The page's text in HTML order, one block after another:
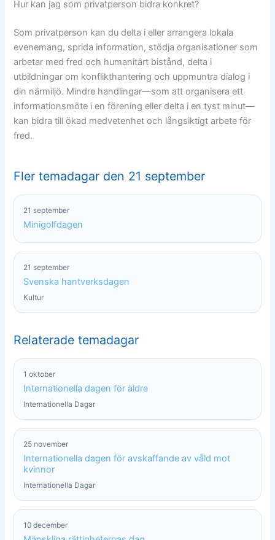
Hur kan jag som privatperson bidra konkret?
Som privatperson kan du delta i eller arrangera lokala
evenemang, sprida information, stödja organisationer som
arbetar med fred och humanitärt bistånd, delta i
utbildningar om konflikthantering och uppmuntra dialog i
din närmiljö. Mindre handlingar—som att organisera ett
informationsmöte i en förening eller delta i en tyst minut—
kan bidra till ökad medvetenhet och långsiktigt arbete för
fred.
Fler temadagar den 21 september
21 september
Minigolfdagen
21 september
Svenska hantverksdagen
Kultur
Relaterade temadagar
1 oktober
Internationella dagen för äldre
Internationella Dagar
25 november
Internationella dagen för avskaffande av våld mot
kvinnor
Internationella Dagar
10 december